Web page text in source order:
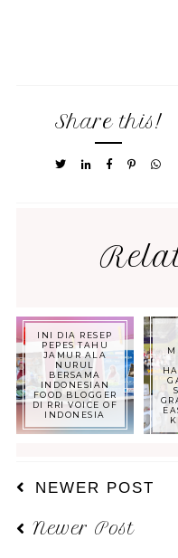
Share this!
INI DIA RESEP
PEPES TAHU
JAMUR ALA
NURUL
BERSAMA
INDONESIAN
FOOD BLOGGER
DI RRI VOICE OF
INDONESIA
NEWER POST
Newer Post